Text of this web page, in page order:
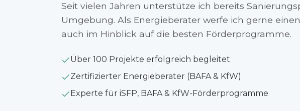
Seit vielen Jahren unterstütze ich bereits
Umgebung. Als Energieberater werfe ich gerne
auch im Hinblick auf die besten Förderprogramme.
Über 100 Projekte erfolgreich begleitet
Zertifizierter Energieberater (BAFA & KfW)
Experte für iSFP, BAFA & KfW-Förderprogramme